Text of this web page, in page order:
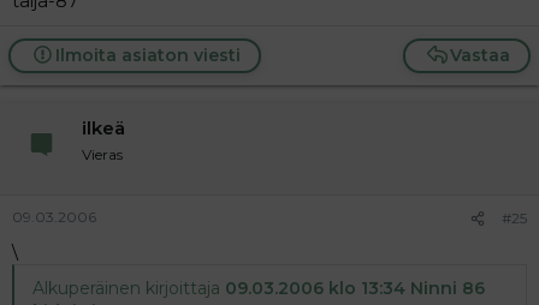
Vastaa
Ilmoita asiaton viesti
ilkeä
Vieras
09.03.2006 #25
\
Alkuperäinen kirjoittaja 09.03.2006 klo 13:34 Ninni 86